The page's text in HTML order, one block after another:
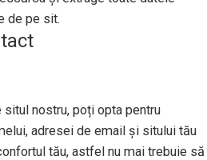
de pe sit.
nostru, poți opta pentru
adresei de email și sitului tău
tău, astfel nu mai trebuie să